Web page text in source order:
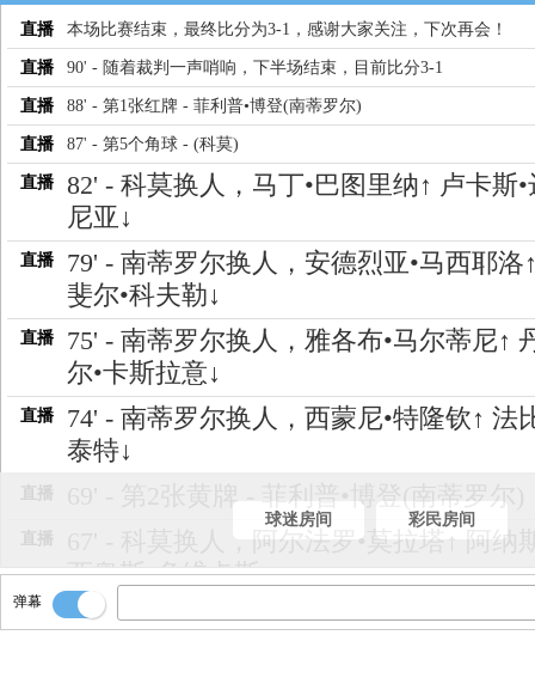
直播 本场比赛结束，最终比分为3-1，感谢大家关注，下次再会！
直播 90' - 随着裁判一声哨响，下半场结束，目前比分3-1
直播 88' - 第1张红牌 - 菲利普•博登(南蒂罗尔)
直播 87' - 第5个角球 - (科莫)
直播
82' - 科莫换人，马丁•巴图里纳↑ 卢卡斯
尼亚↓
直播
79' - 南蒂罗尔换人，安德烈亚•马西耶洛
斐尔•科夫勒↓
直播
75' - 南蒂罗尔换人，雅各布•马尔蒂尼↑
尔•卡斯拉意↓
直播
74' - 南蒂罗尔换人，西蒙尼•特隆钦↑ 法
泰特↓
直播 69' - 第2张黄牌 - 菲利普•博登(南蒂罗尔)
直播
67' - 科莫换人，阿尔法罗•莫拉塔↑ 阿纳
西奥斯•多维卡斯↓
67' - 科莫换人，马克桑斯•卡克雷↑ 杰登
球迷房间 彩民房间
弹幕